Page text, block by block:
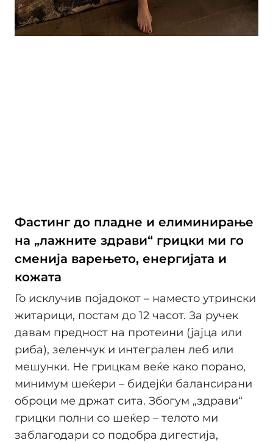
Фастинг до пладне и елиминирање
на „лажните здрави“ грицки ми го
сменија варењето, енергијата и
кожата
Го исклучив појадокот – наместо утрински
житарици, постам до 12 часот. За ручек
давам предност на протеини (јајца или
риба), зеленчук и интегрален леб или
мешунки. Не грицкам веќе како порано,
минимум шеќери – бидејќи балансирани
оброци ме држат сита. Збогум „здрави“
грицки полни со шеќер – телото ми
заблагодари со подобра дигестија,